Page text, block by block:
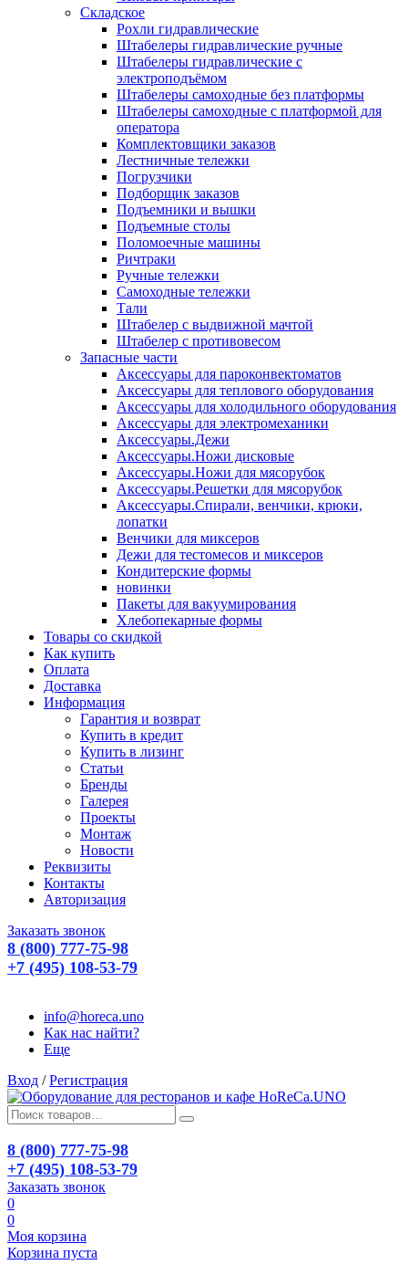
Складское
Рохли гидравлические
Штабелеры гидравлические ручные
Штабелеры гидравлические с
электроподъёмом
Штабелеры самоходные без платформы
Штабелеры самоходные с платформой для
оператора
Комплектовщики заказов
Лестничные тележки
Погрузчики
Подборщик заказов
Подъемники и вышки
Подъемные столы
Поломоечные машины
Ричтраки
Ручные тележки
Самоходные тележки
Тали
Штабелер с выдвижной мачтой
Штабелер с противовесом
Запасные части
Аксессуары для пароконвектоматов
Аксессуары для теплового оборудования
Аксессуары для холодильного оборудования
Аксессуары для электромеханики
Аксессуары.Дежи
Аксессуары.Ножи дисковые
Аксессуары.Ножи для мясорубок
Аксессуары.Решетки для мясорубок
Аксессуары.Спирали, венчики, крюки,
лопатки
Венчики для миксеров
Дежи для тестомесов и миксеров
Кондитерские формы
новинки
Пакеты для вакуумирования
Хлебопекарные формы
Товары со скидкой
Как купить
Оплата
Доставка
Информация
Гарантия и возврат
Купить в кредит
Купить в лизинг
Статьи
Бренды
Галерея
Проекты
Монтаж
Новости
Реквизиты
Контакты
Авторизация
Заказать звонок
8 (800) 777-75-98
+7 (495) 108-53-79
info@horeca.uno
Как нас найти?
Еще
Вход / Регистрация
8 (800) 777-75-98
+7 (495) 108-53-79
Заказать звонок
0
0
Моя корзина
Корзина пуста